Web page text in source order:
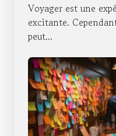
Voyager est une
excitante.
peut...